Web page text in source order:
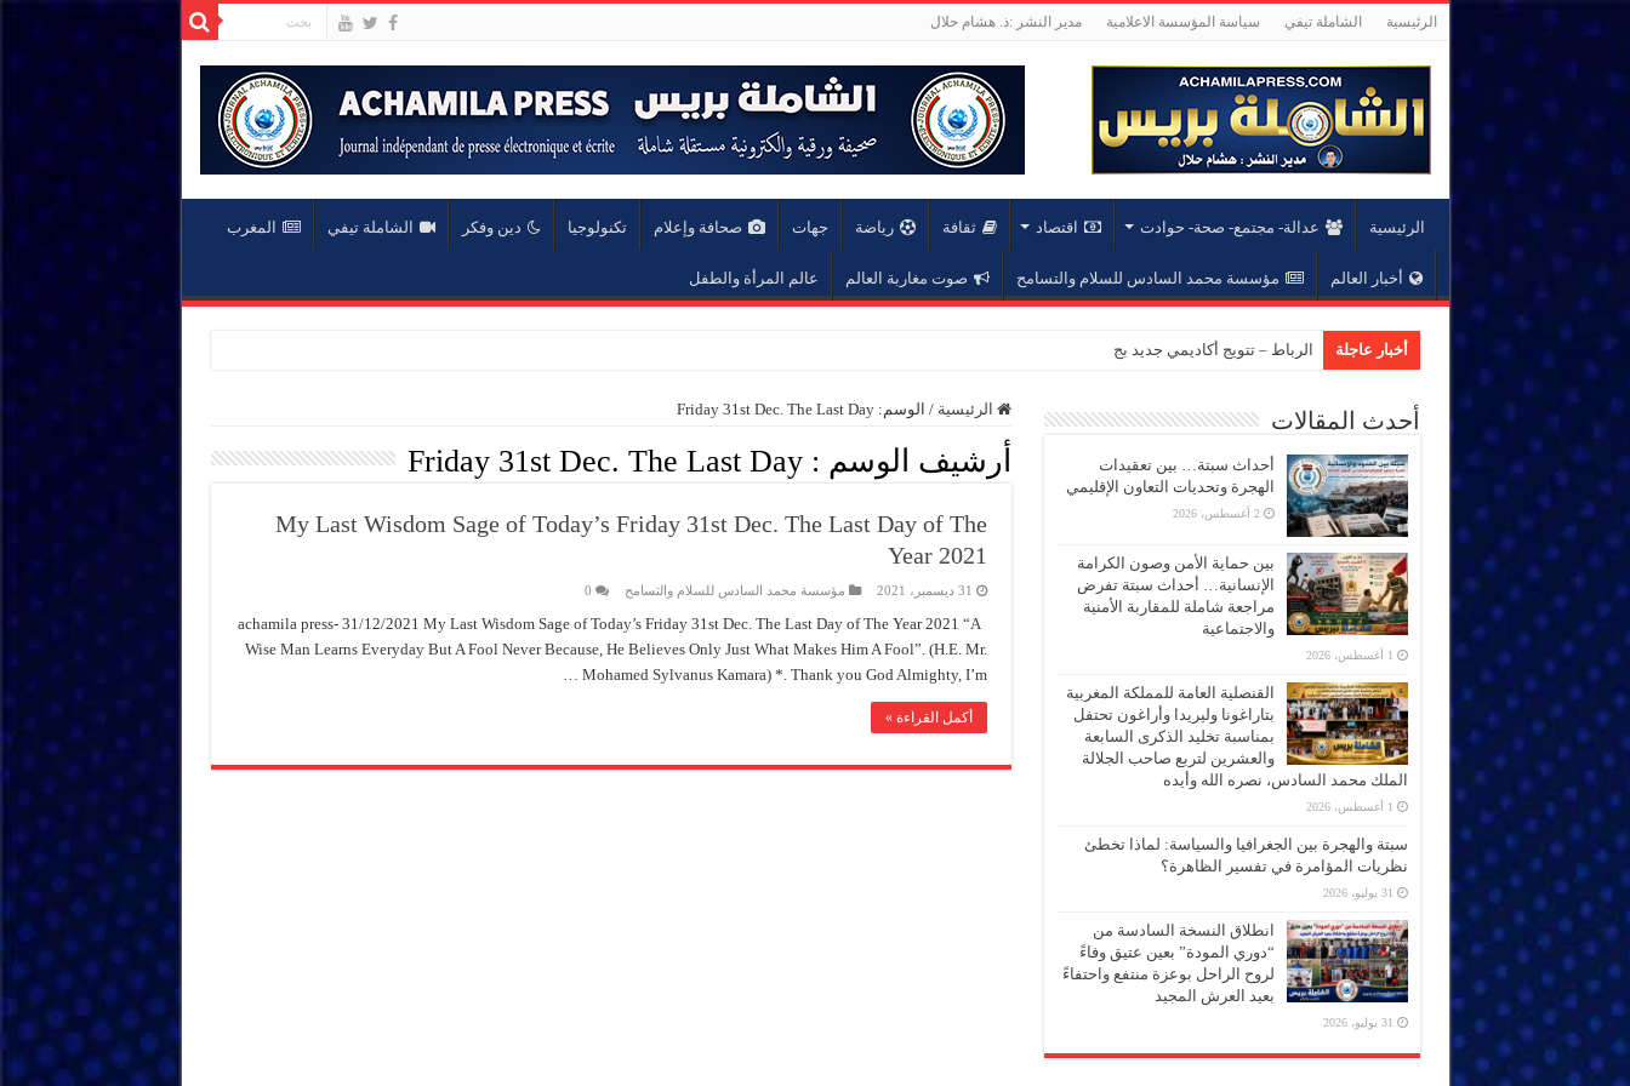
الرئيسية الشاملة تيفي سياسة المؤسسة الاعلامية مدير النشر :ذ. هشام حلال
الرئيسية عدالة- مجتمع- صحة- حوادت اقتصاد ثقافة رياضة جهات صحافة وإعلام تكنولوجيا دين وفكر الشاملة تيفي المغرب
أخبار العالم مؤسسة محمد السادس للسلام والتسامح صوت مغاربة العالم عالم المرأة والطفل
أخبار عاجلة الرباط – تتويج أكاديمي جديد بجامعة محمد الخامس
الرئيسية / الوسم:Friday 31st Dec. The Last Day
أرشيف الوسم :Friday 31st Dec. The Last Day
My Last Wisdom Sage of Today’s Friday 31st Dec. The Last Day of The
Year 2021
31 ديسمبر، 2021 مؤسسة محمد السادس للسلام والتسامح 0
achamila press- 31/12/2021 My Last Wisdom Sage of Today’s Friday 31st Dec. The Last Day of The Year 2021 “A
Wise Man Learns Everyday But A Fool Never Because, He Believes Only Just What Makes Him A Fool”. (H.E. Mr.
Mohamed Sylvanus Kamara) *. Thank you God Almighty, I’m …
أكمل القراءة »
أحدث المقالات
أحداث سبتة… بين تعقيدات
الهجرة وتحديات التعاون الإقليمي
2 أغسطس، 2026
بين حماية الأمن وصون الكرامة
الإنسانية… أحداث سبتة تفرض
مراجعة شاملة للمقاربة الأمنية
والاجتماعية
1 أغسطس، 2026
القنصلية العامة للمملكة المغربية
بتاراغونا وليريدا وأراغون تحتفل
بمناسبة تخليد الذكرى السابعة
والعشرين لتربع صاحب الجلالة
الملك محمد السادس، نصره الله وأيده
1 أغسطس، 2026
سبتة والهجرة بين الجغرافيا والسياسة: لماذا تخطئ
نظريات المؤامرة في تفسير الظاهرة؟
31 يوليو، 2026
انطلاق النسخة السادسة من
“دوري المودة” بعين عتيق وفاءً
لروح الراحل بوعزة منتفع واحتفاءً
بعيد العرش المجيد
31 يوليو، 2026